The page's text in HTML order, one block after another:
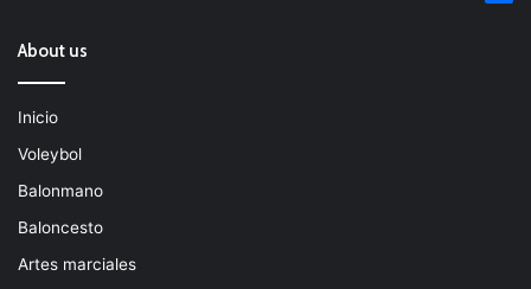
About us
Inicio
Voleybol
Balonmano
Baloncesto
Artes marciales